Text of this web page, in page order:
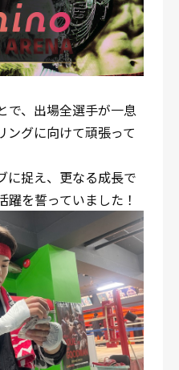
で、出場全選手が一息
ングに向けて頑張って
に捉え、更なる成長で
を誓っていました！